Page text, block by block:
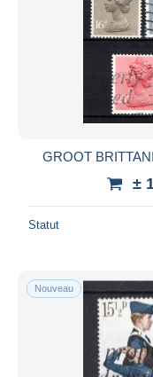
GROOT
±
Statut
Nouveau